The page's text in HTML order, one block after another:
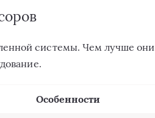
системы. Чем лучше они
Особенности